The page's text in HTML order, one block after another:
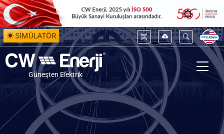
SİMÜLATÖR
Güneşten Elektrik